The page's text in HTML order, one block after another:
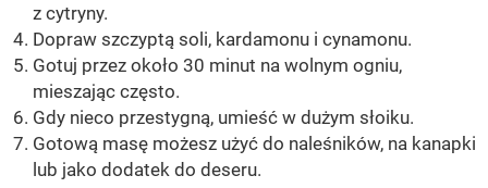
z cytryny.
Dopraw szczyptą soli, kardamonu i cynamonu.
Gotuj przez około 30 minut na wolnym ogniu,
mieszając często.
Gdy nieco przestygną, umieść w dużym słoiku.
Gotową masę możesz użyć do naleśników, na kanapki
lub jako dodatek do deseru.